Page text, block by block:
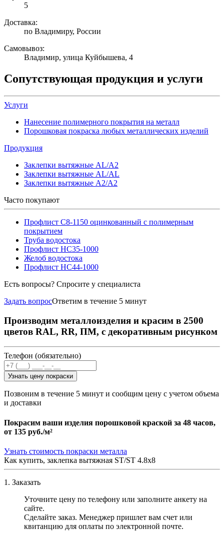
5
Доставка:
по Владимиру, России
Самовывоз:
Владимир, улица Куйбышева, 4
Сопутствующая продукция и услуги
Услуги
Нанесение полимерного покрытия на металл
Порошковая покраска любых металлических изделий
Продукция
Заклепки вытяжные AL/A2
Заклепки вытяжные AL/AL
Заклепки вытяжные A2/A2
Часто покупают
Профлист С8-1150 оцинкованный с полимерным
покрытием
Труба водостока
Профлист НС35-1000
Желоб водостока
Профлист НС44-1000
Есть вопросы? Спросите у специалиста
Задать вопросОтветим в течение 5 минут
Производим металлоизделия и красим в 2500
цветов RAL, RR, ПМ, с декоративным рисунком
Телефон (обязательно)
Узнать цену покраски
Позвоним в течение 5 минут и сообщим цену с учетом объема
и доставки
Покрасим ваши изделия порошковой краской за 48 часов,
от 135 руб./м²
Узнать стоимость покраски металла
Как купить, заклепка вытяжная ST/ST 4.8х8
1. Заказать
Уточните цену по телефону или заполните анкету на
сайте.
Сделайте заказ. Менеджер пришлет вам счет или
квитанцию для оплаты по электронной почте.